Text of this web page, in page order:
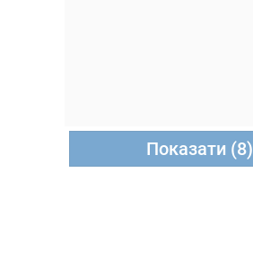
Показати (8)